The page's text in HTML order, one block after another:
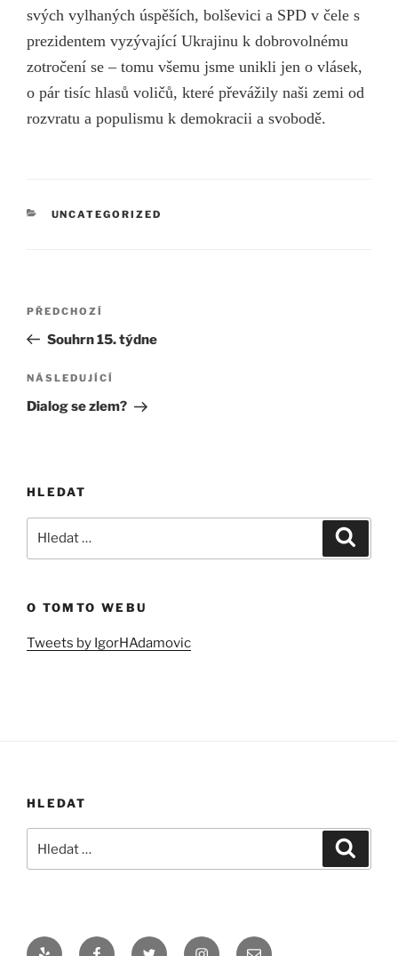
svých vylhaných úspěších, bolševici a SPD v čele s
prezidentem vyzývající Ukrajinu k dobrovolnému
zotročení se – tomu všemu jsme unikli jen o vlásek,
o pár tisíc hlasů voličů, které převážily naši zemi od
rozvratu a populismu k demokracii a svobodě.
RUBRIKY
UNCATEGORIZED
Navigace
příspěvek
Předchozí
příspěvek
PŘEDCHOZÍ
Souhrn 15. týdne
Následující
příspěvek
NÁSLEDUJÍCÍ
Dialog se zlem?
HLEDAT
O TOMTO WEBU
Tweets by IgorHAdamovic
HLEDAT
Yelp FacebookTwitter InstagramEmail